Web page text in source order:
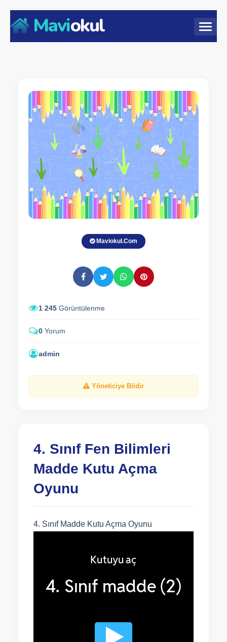
Maviokul
Maviokul.Com
1 245 Görüntülenme
0 Yorum
admin
Yöneticiye Bildir
4. Sınıf Fen Bilimleri
Madde Kutu Açma
Oyunu
4. Sınıf Madde Kutu Açma Oyunu